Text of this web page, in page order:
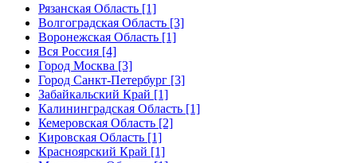
Рязанская Область [1]
Волгоградская Область [3]
Воронежская Область [1]
Вся Россия [4]
Город Москва [3]
Город Санкт-Петербург [3]
Забайкальский Край [1]
Калининградская Область [1]
Кемеровская Область [2]
Кировская Область [1]
Красноярский Край [1]